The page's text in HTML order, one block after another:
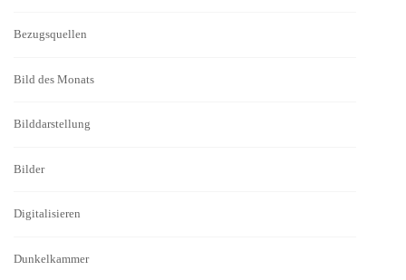
Bezugsquellen
Bild des Monats
Bilddarstellung
Bilder
Digitalisieren
Dunkelkammer